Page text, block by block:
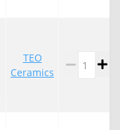
TEO
Ceramics